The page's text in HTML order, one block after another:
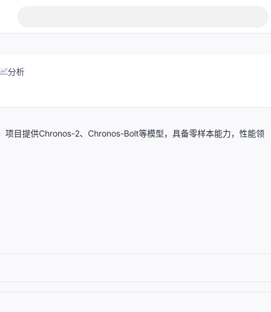
分析
目提供Chronos-2、Chronos-Bolt等模型，具备零样本能力，性能领